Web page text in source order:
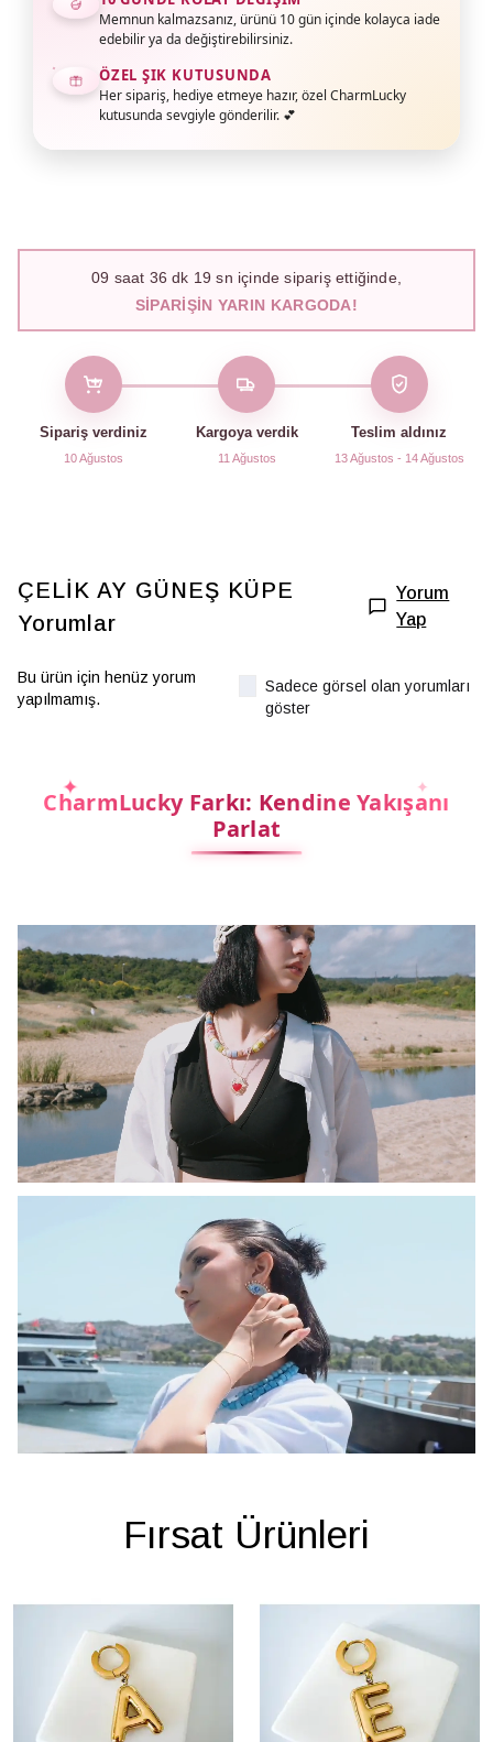
Memnun kalmazsanız, ürünü 10 gün içinde kolayca iade
edebilir ya da değiştirebilirsiniz.
ÖZEL ŞIK KUTUSUNDA
Her sipariş, hediye etmeye hazır, özel CharmLucky
kutusunda sevgiyle gönderilir. 💕
09 saat 36 dk 18 sn içinde sipariş ettiğinde,
SIPARIŞIN YARIN KARGODA!
Sipariş verdiniz
10 Ağustos
Kargoya verdik
11 Ağustos
Teslim aldınız
13 Ağustos - 14 Ağustos
ÇELİK AY GÜNEŞ KÜPE
Yorumlar
Yorum
Yap
Bu ürün için henüz yorum
yapılmamış.
Sadece görsel olan yorumları
göster
CharmLucky Farkı: Kendine Yakışanı
Parlat
Fırsat Ürünleri